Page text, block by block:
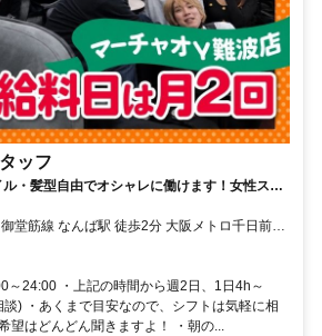
ッフ
・髪型自由でオシャレに働けます！女性スタ
線 難波駅 徒歩5分
～24:00 ・上記の時間から週2日、1日4h～
) ・あくまで目安なので、シフトは気軽に相
はどんどん聞きますよ！ ・朝の...